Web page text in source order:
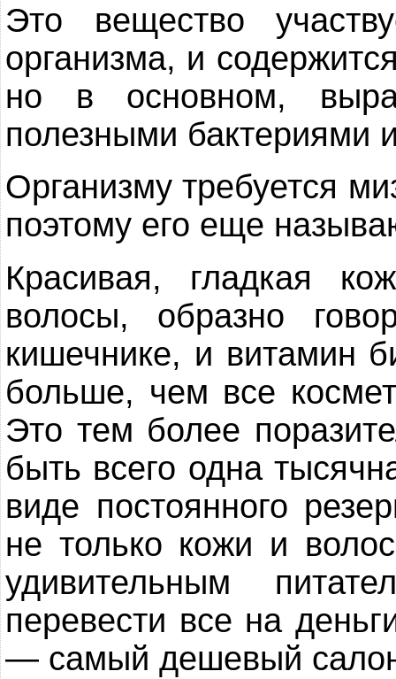
Это вещество
организма, и
но в основном,
полезными бактериями
Организму требуется
поэтому его еще
Красивая, гладкая
волосы, образно
кишечнике, и витамин
больше, чем все
Это тем более
быть всего одна
виде постоянного
не только кожи и
удивительным
перевести все на
— самый дешевый